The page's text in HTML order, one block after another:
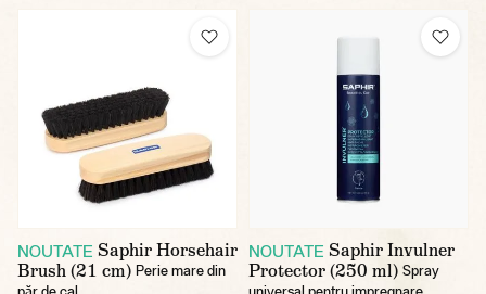
NOUTATE Saphir Horsehair
Brush (21 cm) Perie mare din
NOUTATE Saphir Invulner
Protector (250 ml) Spray